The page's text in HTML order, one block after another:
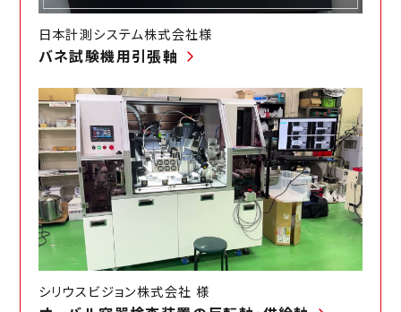
日本計測システム株式会社様
バネ試験機用引張軸
シリウスビジョン株式会社 様